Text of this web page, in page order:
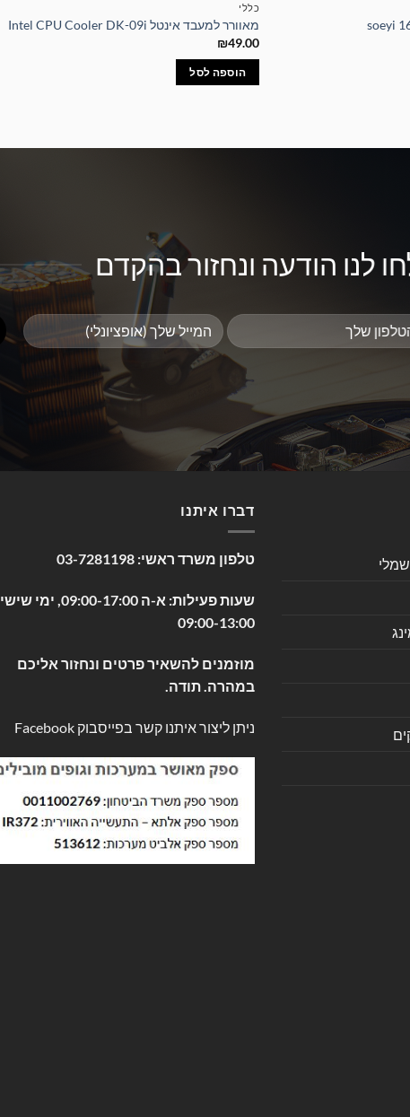
כללי
מאוורר למעבד אינטל Intel CPU Cooler DK-09i
₪49.00
הוספה לסל
לנו הודעה ונחזור בהקדם
דברו איתנו
טלפון משרד ראשי: 03-7281198
שעות פעילות: א-ה 09:00-17:00, ימי שישי
09:00-13:00
מוזמנים להשאיר פרטים ונחזור אליכם
במהרה. תודה.
ניתן ליצור איתנו קשר בפייסבוק Facebook